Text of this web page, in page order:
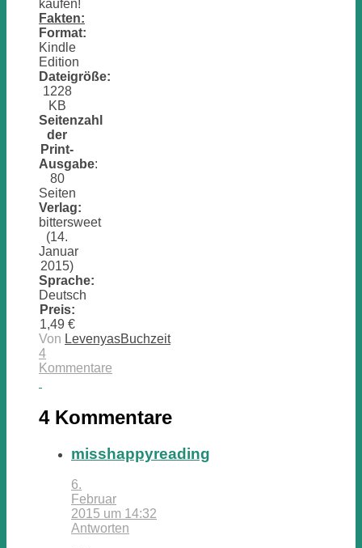
kaufen!
Fakten:
Format:
Kindle
Edition
Dateigröße:
1228
KB
Seitenzahl
der
Print-
Ausgabe:
80
Seiten
Verlag:
bittersweet
(14.
Januar
2015)
Sprache:
Deutsch
Preis:
1,49 €
Von LevenyasBuchzeit
4
Kommentare
4 Kommentare
misshappyreading
6.
Februar
2015 um 14:32
Antworten